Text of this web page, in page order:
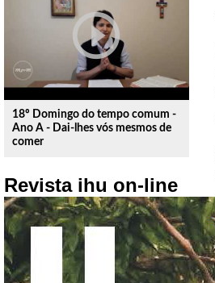
play_circle_outline
18º Domingo do tempo comum -
Ano A - Dai-lhes vós mesmos de
comer
Revista ihu on-line